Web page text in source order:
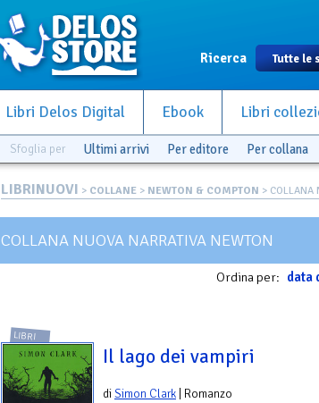
Ricerca
Libri Delos Digital Ebook Libri
Sfoglia per Ultimi arrivi Per editore Per collana
LIBRINUOVI > COLLANE > NEWTON & COMPTON > COLLANA
COLLANA NUOVA NARRATIVA NEWTON
Ordina per: data
LIBRI
Il lago dei vampiri
diSimon Clark | Romanzo